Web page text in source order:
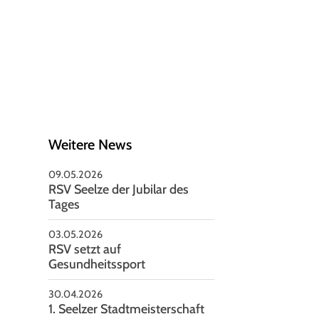
Weitere News
09.05.2026
RSV Seelze der Jubilar des
Tages
03.05.2026
RSV setzt auf
Gesundheitssport
30.04.2026
1. Seelzer Stadtmeisterschaft